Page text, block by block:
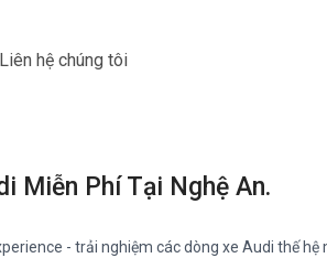
Liên hệ chúng tôi
Miễn Phí Tại Nghệ An.
- trải nghiệm các dòng xe Audi thế hệ